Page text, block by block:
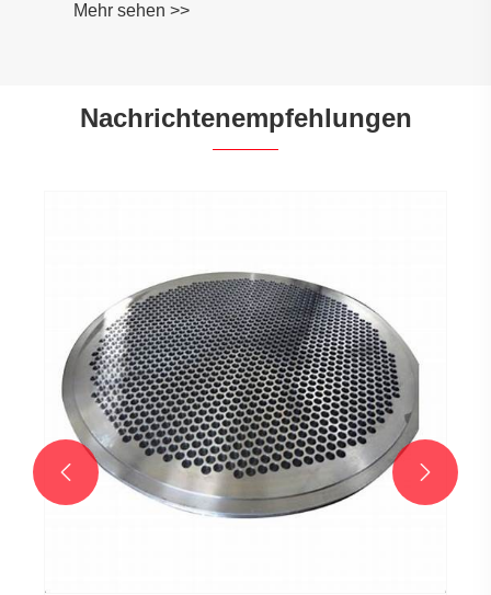
Nachrichtenempfehlungen
Wesentliche Komponenten für die
industrielle Konnektivität
Mehr sehen >>
 